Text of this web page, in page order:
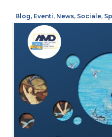
Blog, Eventi, News, Sociale,